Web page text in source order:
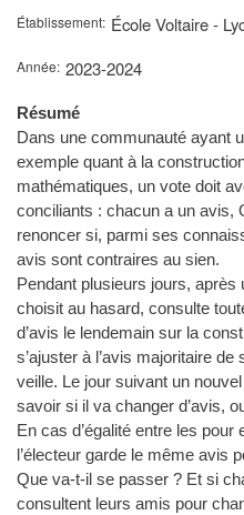
Établissement École Voltaire -
Année 2023-2024
Résumé
Dans une communauté ayant
exemple quant à la
mathématiques, un vote doit
conciliants : chacun a un avis,
renoncer si, parmi ses
avis sont contraires au sien.
Pendant plusieurs jours, après
choisit au hasard, consulte
d’avis le lendemain sur la
s’ajuster à l’avis majoritaire
veille. Le jour suivant un
savoir si il va changer d’avis,
En cas d’égalité entre les
l’électeur garde le même avis
Que va-t-il se passer ? Et si
consultent leurs amis pour